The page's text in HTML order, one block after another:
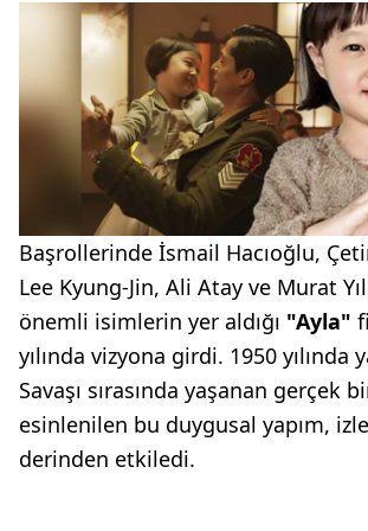
Başrollerinde İsmail Hacıoğlu,
Lee Kyung-Jin, Ali Atay ve Murat
önemli isimlerin yer aldığı "Ayla"
yılında vizyona girdi. 1950 yılında
Savaşı sırasında yaşanan gerçek
esinlenilen bu duygusal yapım,
derinden etkiledi.